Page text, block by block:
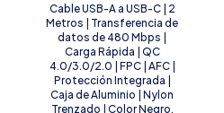
Cable USB-A a USB-C | 2
Metros | Transferencia de
datos de 480 Mbps |
Carga Rápida | QC
4.0/3.0/2.0 | FPC | AFC |
Protección Integrada |
Caja de Aluminio | Nylon
Trenzado | Color Negro.